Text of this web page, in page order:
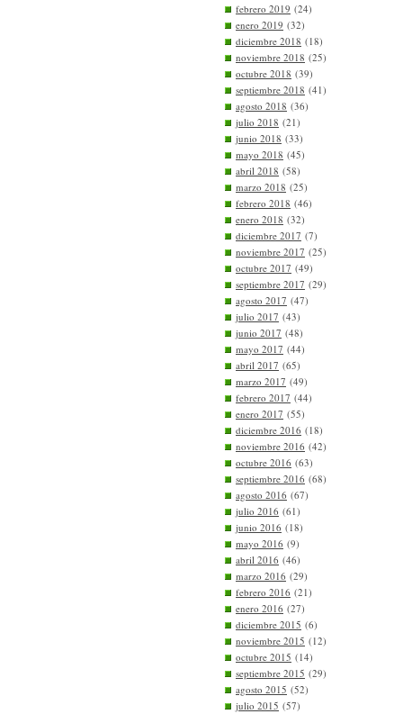
febrero 2019 (24)
enero 2019 (32)
diciembre 2018 (18)
noviembre 2018 (25)
octubre 2018 (39)
septiembre 2018 (41)
agosto 2018 (36)
julio 2018 (21)
junio 2018 (33)
mayo 2018 (45)
abril 2018 (58)
marzo 2018 (25)
febrero 2018 (46)
enero 2018 (32)
diciembre 2017 (7)
noviembre 2017 (25)
octubre 2017 (49)
septiembre 2017 (29)
agosto 2017 (47)
julio 2017 (43)
junio 2017 (48)
mayo 2017 (44)
abril 2017 (65)
marzo 2017 (49)
febrero 2017 (44)
enero 2017 (55)
diciembre 2016 (18)
noviembre 2016 (42)
octubre 2016 (63)
septiembre 2016 (68)
agosto 2016 (67)
julio 2016 (61)
junio 2016 (18)
mayo 2016 (9)
abril 2016 (46)
marzo 2016 (29)
febrero 2016 (21)
enero 2016 (27)
diciembre 2015 (6)
noviembre 2015 (12)
octubre 2015 (14)
septiembre 2015 (29)
agosto 2015 (52)
julio 2015 (57)